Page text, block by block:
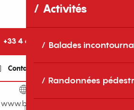
Activités
Balades
Randonnées
+33 4 68 64 22 ▒▒
Contactez-nous
www.baixas.fr